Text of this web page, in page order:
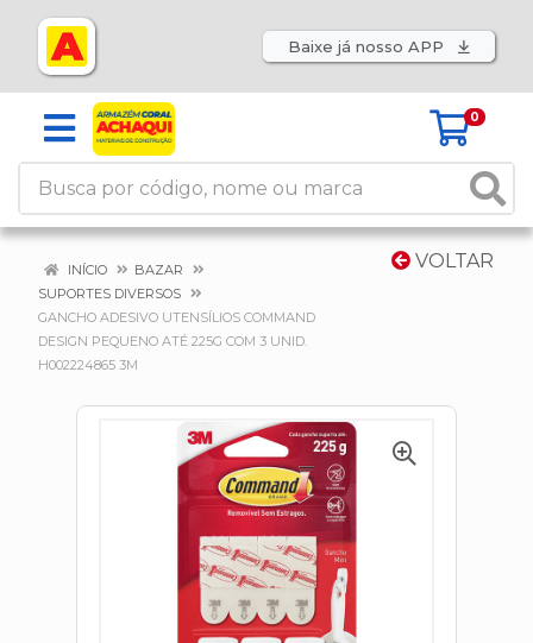
Baixe já nosso APP
0
VOLTAR
INÍCIO
BAZAR
SUPORTES DIVERSOS
GANCHO ADESIVO UTENSÍLIOS COMMAND
DESIGN PEQUENO ATÉ 225G COM 3 UNID.
H002224865 3M